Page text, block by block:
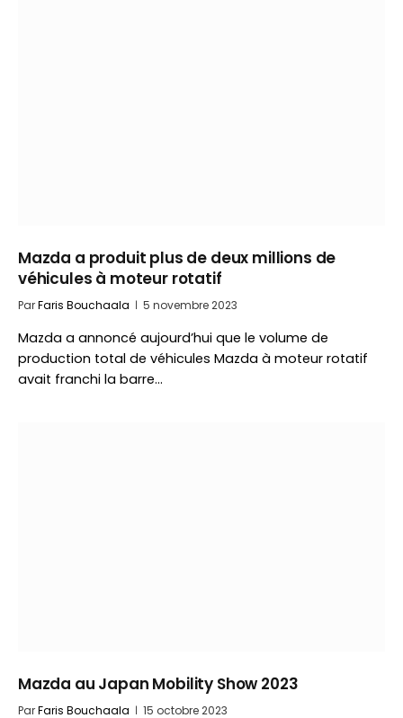
Mazda a produit plus de deux millions de
véhicules à moteur rotatif
ParFaris Bouchaala 5 novembre 2023
Mazda a annoncé aujourd’hui que le volume de
production total de véhicules Mazda à moteur rotatif
avait franchi la barre…
Mazda au Japan Mobility Show 2023
ParFaris Bouchaala 15 octobre 2023